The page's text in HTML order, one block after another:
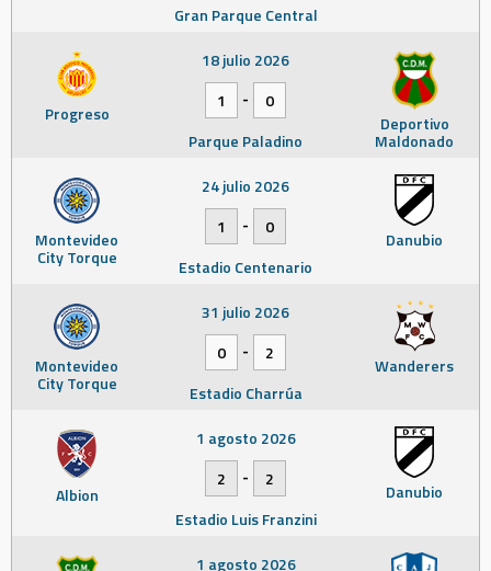
Gran Parque Central
Progreso Deportivo
Maldonado
18 julio 2026
1
-
0
Parque Paladino
Montevideo
City Torque
Danubio
24 julio 2026
1
-
0
Estadio Centenario
Montevideo
City Torque
Wanderers
31 julio 2026
0
-
2
Estadio Charrúa
Albion Danubio
1 agosto 2026
2
-
2
Estadio Luis Franzini
1 agosto 2026